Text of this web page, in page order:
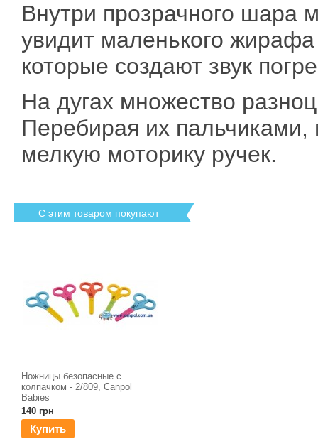
Внутри прозрачного шара
увидит маленького
которые создают звук
На дугах множество
Перебирая их
мелкую моторику ручек.
С этим товаром покупают
Ножницы безопасные c
колпачком - 2/809, Canpol
Babies
140 грн
Купить